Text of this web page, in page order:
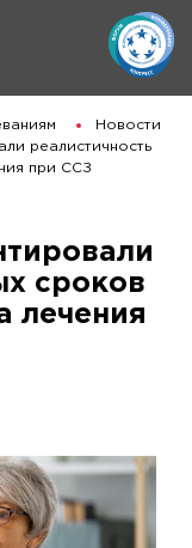
Новости
реалистичность
при ССЗ
сроков
лечения